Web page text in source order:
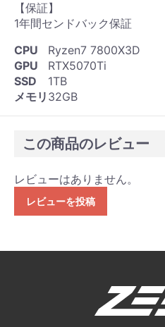
【保証】
1年間センドバック保証
CPU
Ryzen7 7800X3D
GPU
RTX5070Ti
SSD
1TB
メモリ 32GB
この商品のレビュー
レビューはありません。
レビューを投稿